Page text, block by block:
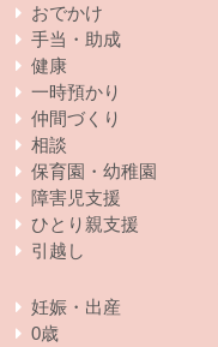
おでかけ
手当・助成
健康
一時預かり
仲間づくり
相談
保育園・幼稚園
障害児支援
ひとり親支援
引越し
妊娠・出産
0歳